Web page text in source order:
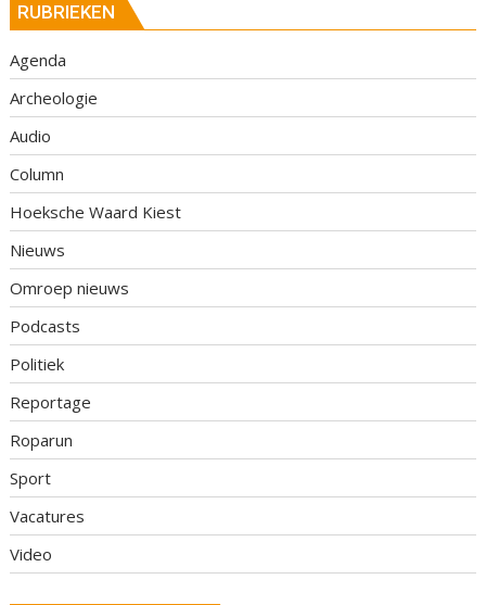
RUBRIEKEN
Agenda
Archeologie
Audio
Column
Hoeksche Waard Kiest
Nieuws
Omroep nieuws
Podcasts
Politiek
Reportage
Roparun
Sport
Vacatures
Video